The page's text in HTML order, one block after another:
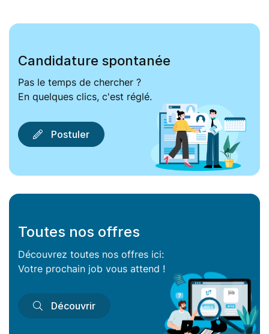
Candidature spontanée
Pas le temps de chercher ?
En quelques clics, c'est réglé.
Postuler
Toutes nos offres
Découvrez toutes nos offres ici:
Votre prochain job vous attend !
Découvrir